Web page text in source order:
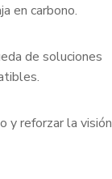
en carbono.
de soluciones
y reforzar la visión